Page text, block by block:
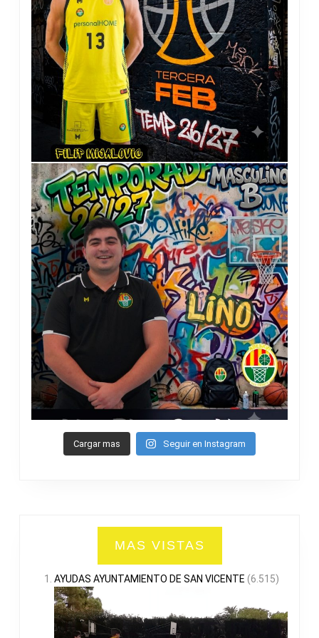
Cargar mas Seguir en Instagram
MAS VISTAS
AYUDAS AYUNTAMIENTO DE SAN VICENTE (6.515)